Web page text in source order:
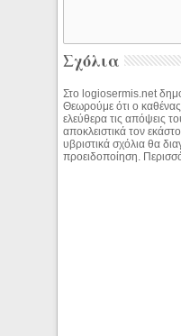
Σχόλια
Στο logiosermis.net
Θεωρούμε ότι ο καθένας
ελεύθερα τις απόψεις
αποκλειστικά τον
υβριστικά σχόλια θα
προειδοποίηση.